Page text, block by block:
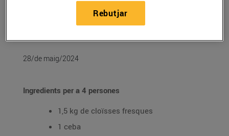
Cloïsses a la marinera
A 6,10 € per ració
28/de maig/2024
Ingredients per a 4 persones
1,5 kg de cloïsses fresques
1 ceba
Rebutjar